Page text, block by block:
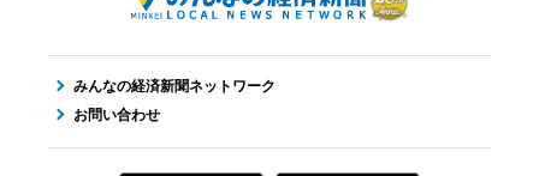
みんなの経済新聞ネットワーク
お問い合わせ